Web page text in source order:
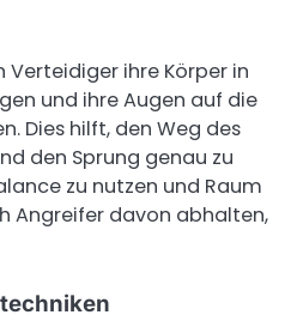
Verteidiger ihre Körper in
und ihre Augen auf die
Dies hilft, den Weg des
den Sprung genau zu
zu nutzen und Raum
Angreifer davon abhalten,